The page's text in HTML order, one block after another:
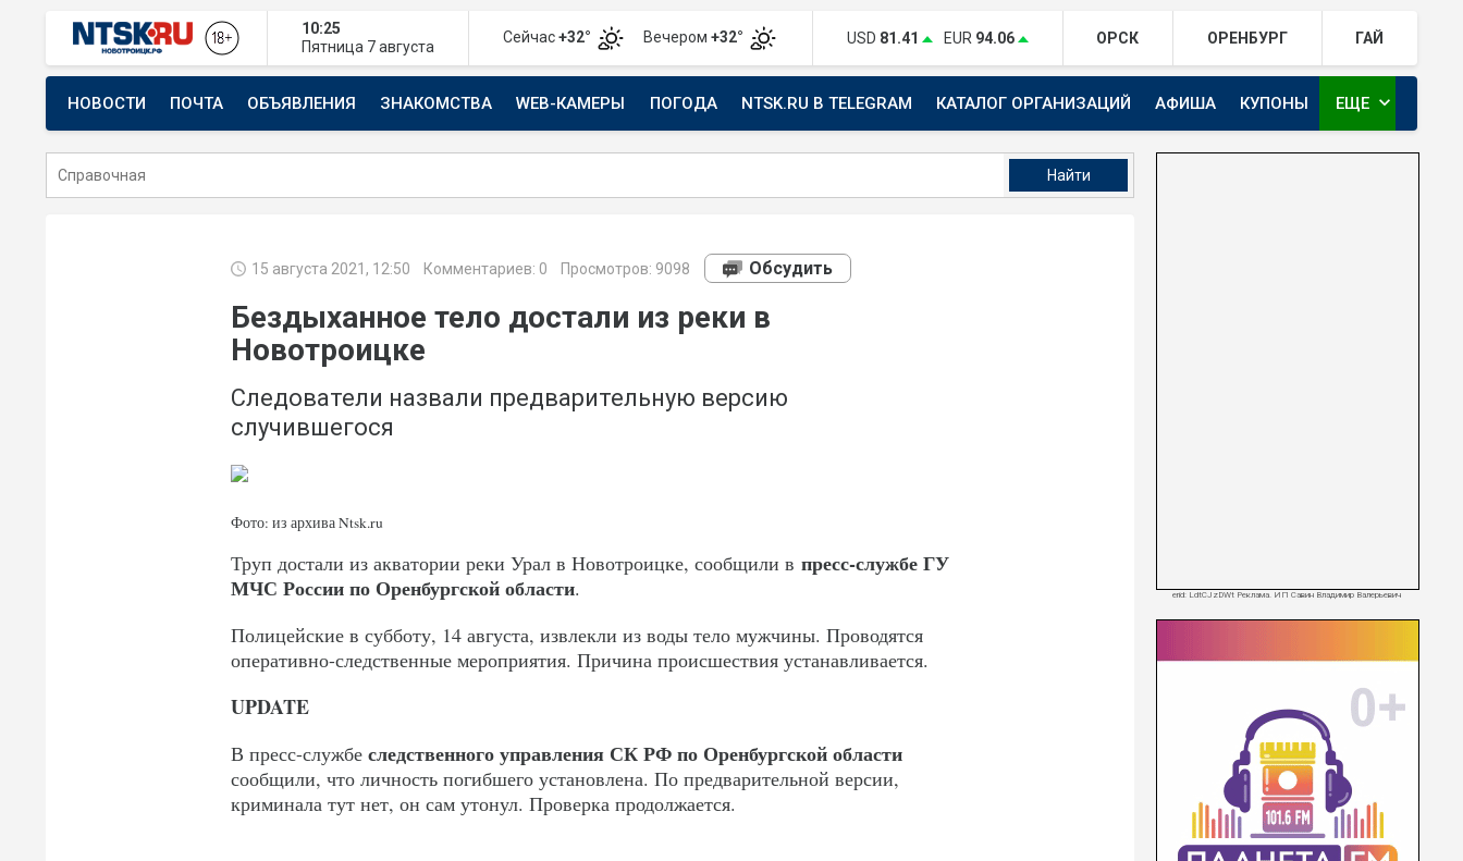
10:25
Пятница 7 августа
Сейчас+32° Вечером +32° USD 81.41 EUR 94.06 ОРСК ОРЕНБУРГ ГАЙ
НОВОСТИ ПОЧТА ОБЪЯВЛЕНИЯ ЗНАКОМСТВА WEB-КАМЕРЫ ПОГОДА NTSK.RU В TELEGRAM КАТАЛОГ ОРГАНИЗАЦИЙ АФИША КУПОНЫ
СТРОИТЕЛЬСТВО И РЕМОНТ АВТО ТЕЛЕКАНАЛ ЕВРАЗИЯ
ЕЩЕ expand_more
15 августа 2021, 12:50 Комментариев: 0 Просмотров: 9098 Обсудить
Бездыханное тело достали из реки в
Новотроицке
Следователи назвали предварительную версию
случившегося
Фото: из архива Ntsk.ru
Труп достали из акватории реки Урал в Новотроицке, сообщили в пресс-службе ГУ
МЧС России по Оренбургской области.
Полицейские в субботу, 14 августа, извлекли из воды тело мужчины. Проводятся
оперативно-следственные мероприятия. Причина происшествия устанавливается.
UPDATE
В пресс-службе следственного управления СК РФ по Оренбургской области
сообщили, что личность погибшего установлена. По предварительной версии,
криминала тут нет, он сам утонул. Проверка продолжается.
erid: LdtCJzDWt Реклама. ИП Савин Владимир Валерьевич